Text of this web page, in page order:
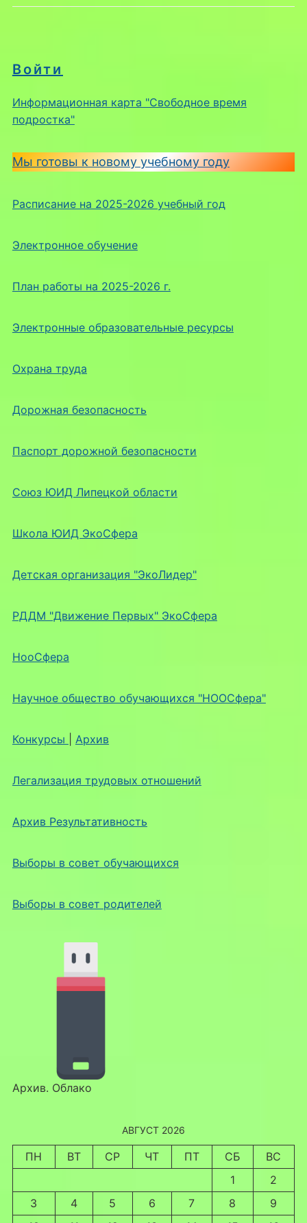
Войти
Информационная карта "Свободное время
подростка"
Мы готовы к новому учебному году
Расписание на 2025-2026 учебный год
Электронное обучение
План работы на 2025-2026 г.
Электронные образовательные ресурсы
Охрана труда
Дорожная безопасность
Паспорт дорожной безопасности
Союз ЮИД Липецкой области
Школа ЮИД ЭкоСфера
Детская организация "ЭкоЛидер"
РДДМ "Движение Первых" ЭкоСфера
НооСфера
Научное общество обучающихся "НООСфера"
Конкурсы Архив
Легализация трудовых отношений
Архив Результативность
Выборы в совет обучающихся
Выборы в совет родителей
Архив. Облако
АВГУСТ 2026
ПН ВТ СР ЧТ ПТ СБ
ВС
1
2
3
4 5 6 7 8
9